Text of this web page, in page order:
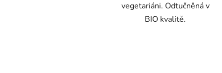
vegetariáni. Odtučněná v
BIO kvalitě.